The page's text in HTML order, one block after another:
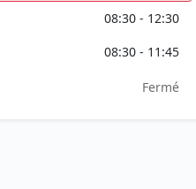
08:30 - 12:30
08:30 - 11:45
Fermé